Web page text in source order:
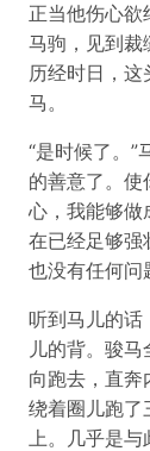
正当他伤心
马驹，见到裁
历经时日，这
马。
“是时候了。”
的善意了。
心，我能够做
在已经足够强
也没有任何问
听到马儿的话
儿的背。骏
向跑去，直奔
绕着圈儿跑了
上。几乎是与